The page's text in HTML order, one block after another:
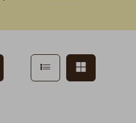
Afficher en mode